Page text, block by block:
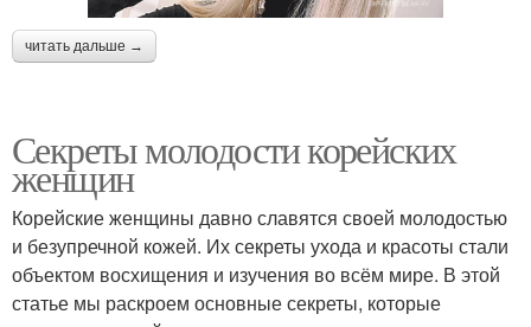
читать дальше →
Секреты молодости корейских
женщин
Корейские женщины давно славятся своей молодостью
и безупречной кожей. Их секреты ухода и красоты стали
объектом восхищения и изучения во всём мире. В этой
статье мы раскроем основные секреты, которые